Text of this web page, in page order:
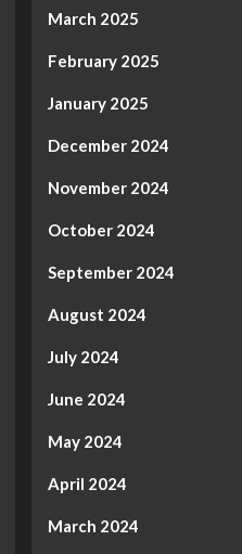
March 2025
February 2025
January 2025
December 2024
November 2024
October 2024
September 2024
August 2024
July 2024
June 2024
May 2024
April 2024
March 2024